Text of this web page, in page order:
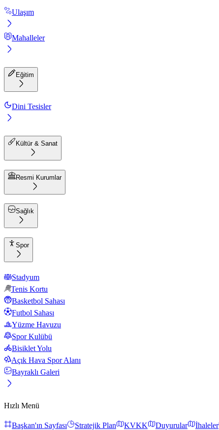
Ulaşım
Mahalleler
Eğitim
Dini Tesisler
Kültür & Sanat
Resmi Kurumlar
Sağlık
Spor
Stadyum
Tenis Kortu
Basketbol Sahası
Futbol Sahası
Yüzme Havuzu
Spor Kulübü
Bisiklet Yolu
Açık Hava Spor Alanı
Bayraklı Galeri
Hızlı Menü
Başkan'ın Sayfası Stratejik Plan KVKK Duyurular İhaleler